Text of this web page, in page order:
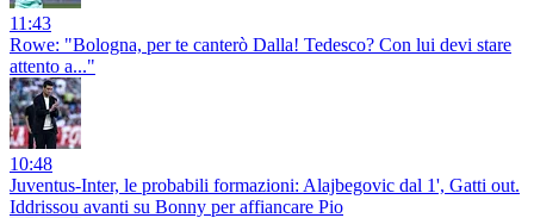
11:43
Rowe: "Bologna, per te canterò Dalla! Tedesco? Con lui devi stare
attento a..."
10:48
Juventus-Inter, le probabili formazioni: Alajbegovic dal 1', Gatti out.
Iddrissou avanti su Bonny per affiancare Pio